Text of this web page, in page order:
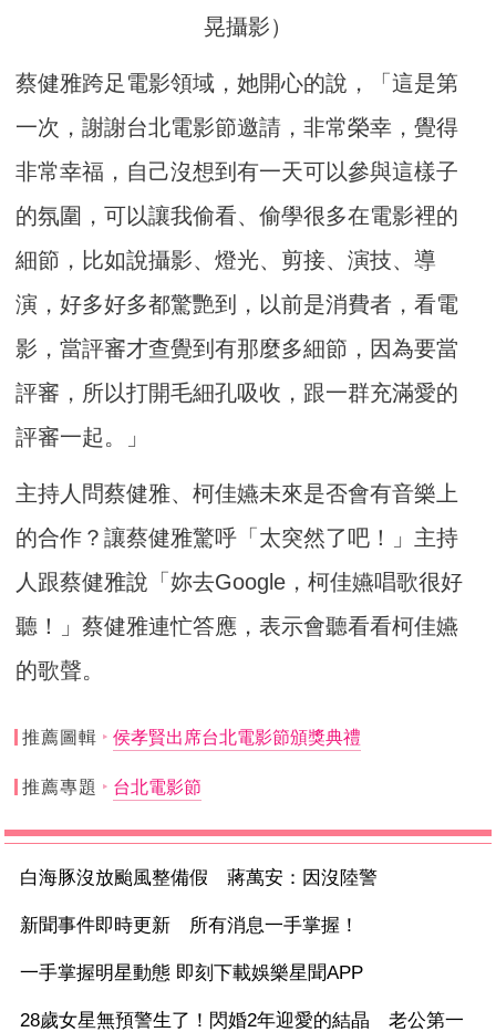
晃攝影）
蔡健雅跨足電影領域，她開心的說，「這是第
一次，謝謝台北電影節邀請，非常榮幸，覺得
非常幸福，自己沒想到有一天可以參與這樣子
的氛圍，可以讓我偷看、偷學很多在電影裡的
細節，比如說攝影、燈光、剪接、演技、導
演，好多好多都驚艷到，以前是消費者，看電
影，當評審才查覺到有那麼多細節，因為要當
評審，所以打開毛細孔吸收，跟一群充滿愛的
評審一起。」
主持人問蔡健雅、柯佳嬿未來是否會有音樂上
的合作？讓蔡健雅驚呼「太突然了吧！」主持
人跟蔡健雅說「妳去Google，柯佳嬿唱歌很好
聽！」蔡健雅連忙答應，表示會聽看看柯佳嬿
的歌聲。
推薦圖輯 侯孝賢出席台北電影節頒獎典禮
推薦專題 台北電影節
白海豚沒放颱風整備假 蔣萬安：因沒陸警
新聞事件即時更新 所有消息一手掌握！
一手掌握明星動態 即刻下載娛樂星聞APP
28歲女星無預警生了！閃婚2年迎愛的結晶 老公第一